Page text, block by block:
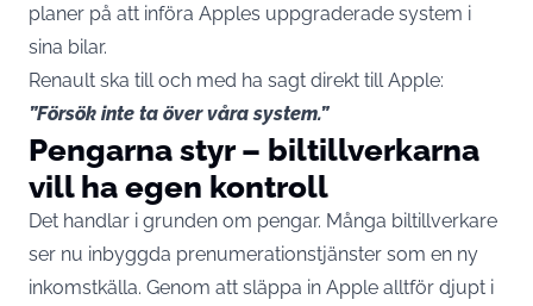
planer på att införa Apples uppgraderade system i
sina bilar.
Renault ska till och med ha sagt direkt till Apple:
”Försök inte ta över våra system.”
Pengarna styr – biltillverkarna
vill ha egen kontroll
Det handlar i grunden om pengar. Många biltillverkare
ser nu inbyggda prenumerationstjänster som en ny
inkomstkälla. Genom att släppa in Apple alltför djupt i